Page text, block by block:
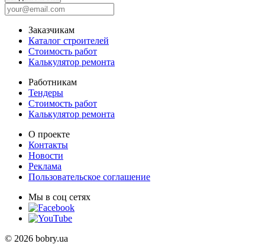
Заказчикам
Каталог строителей
Стоимость работ
Калькулятор ремонта
Работникам
Тендеры
Стоимость работ
Калькулятор ремонта
О проекте
Контакты
Новости
Реклама
Пользовательское соглашение
Мы в соц сетях
© 2026 bobry.ua